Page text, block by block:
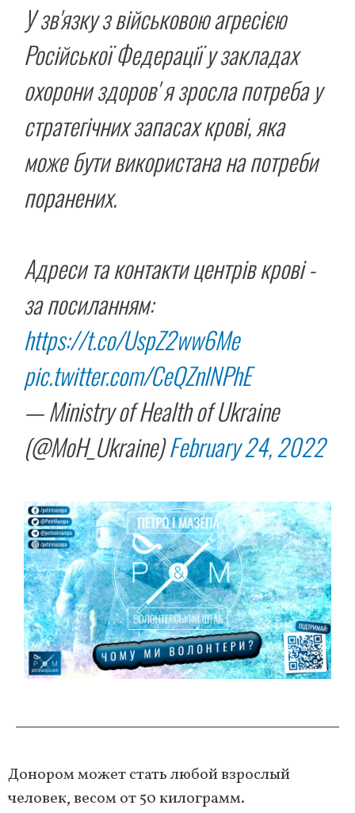
У зв'язку з військовою агресією
Російської Федерації у закладах
охорони здоров' я зросла потреба у
стратегічних запасах крові, яка
може бути використана на потреби
поранених.
Адреси та контакти центрів крові -
за посиланням:
https://t.co/UspZ2ww6Me
pic.twitter.com/CeQZnlNPhE
— Ministry of Health of Ukraine
(@MoH_Ukraine)February 24, 2022
Донором может стать любой взрослый
человек, весом от 50 килограмм.